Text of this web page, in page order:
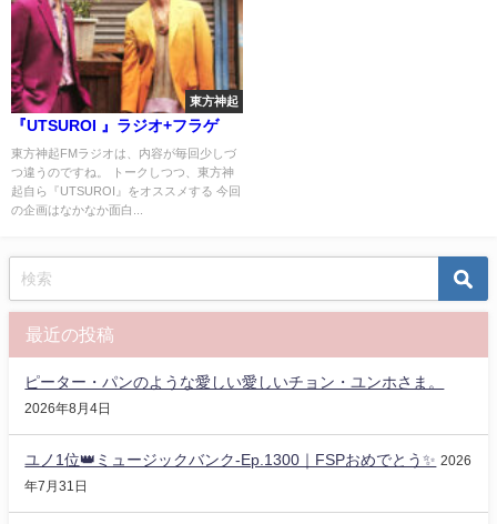
東方神起
『UTSUROI 』ラジオ+フラゲ
東方神起FMラジオは、内容が毎回少しづ
つ違うのですね。 トークしつつ、東方神
起自ら『UTSUROI』をオススメする 今回
の企画はなかなか面白...
最近の投稿
ピーター・パンのような愛しい愛しいチョン・ユンホさま。
2026年8月4日
ユノ1位👑ミュージックバンク-Ep.1300｜FSPおめでとう✨️ 2026
年7月31日